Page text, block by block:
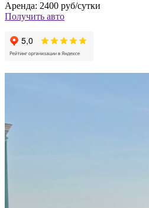
Аренда: 2400 руб/сутки
Получить авто